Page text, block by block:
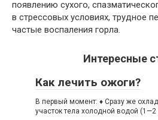
появлению сухого,
в стрессовых условиях, трудное
частые воспаления горла.
Интересные
Как лечить ожоги?
В первый момент: ♦ Сразу же
участок тела холодной водой